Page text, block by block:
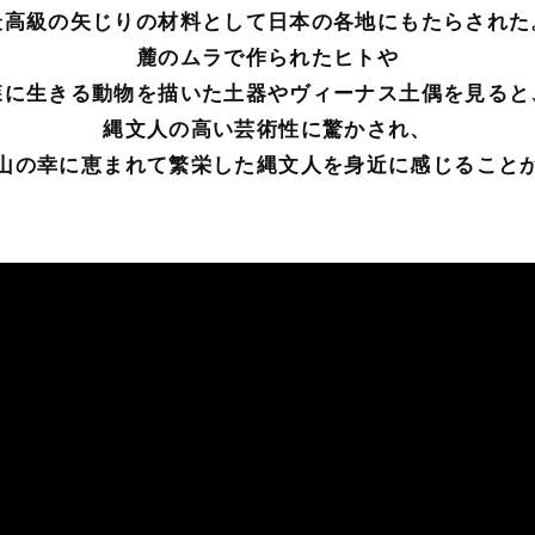
高級の矢じりの材料として日本の各地にもたらされた
麓のムラで作られたヒトや
に生きる動物を描いた土器やヴィーナス土偶を見ると
縄文人の高い芸術性に驚かされ、
の幸に恵まれて繁栄した縄文人を身近に感じること